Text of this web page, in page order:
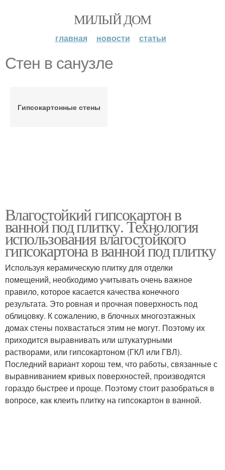
МИЛЫЙ ДОМ
главная новости статьи
Стен в санузле
Гипсокартонные стены
Влагостойкий гипсокартон в
ванной под плитку. Технология
использования влагостойкого
гипсокартона в ванной под плитку
Используя керамическую плитку для отделки
помещений, необходимо учитывать очень важное
правило, которое касается качества конечного
результата. Это ровная и прочная поверхность под
облицовку. К сожалению, в блочных многоэтажных
домах стены похвастаться этим не могут. Поэтому их
приходится выравнивать или штукатурными
растворами, или гипсокартоном (ГКЛ или ГВЛ).
Последний вариант хорош тем, что работы, связанные с
выравниванием кривых поверхностей, производятся
гораздо быстрее и проще. Поэтому стоит разобраться в
вопросе, как клеить плитку на гипсокартон в ванной.